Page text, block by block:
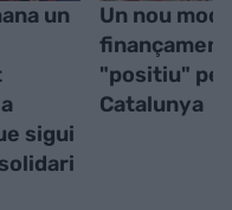
un
sigui
Un nou
"positiu"
Catalunya